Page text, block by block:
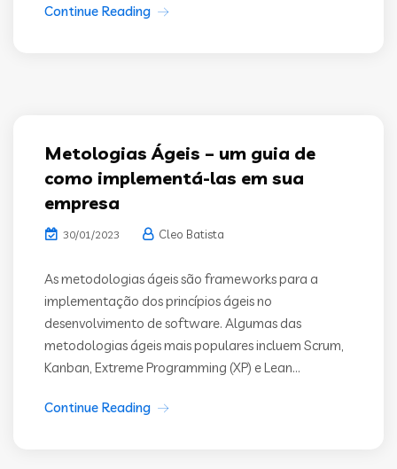
Continue Reading
Metologias Ágeis – um guia de
como implementá-las em sua
empresa
30/01/2023 Cleo Batista
As metodologias ágeis são frameworks para a
implementação dos princípios ágeis no
desenvolvimento de software. Algumas das
metodologias ágeis mais populares incluem Scrum,
Kanban, Extreme Programming (XP) e Lean...
Continue Reading